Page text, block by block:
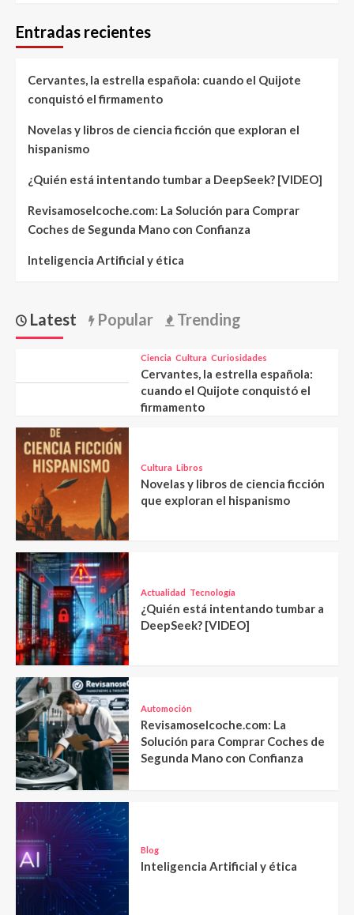
Entradas recientes
Cervantes, la estrella española: cuando el Quijote
conquistó el firmamento
Novelas y libros de ciencia ficción que exploran el
hispanismo
¿Quién está intentando tumbar a DeepSeek? [VIDEO]
Revisamoselcoche.com: La Solución para Comprar
Coches de Segunda Mano con Confianza
Inteligencia Artificial y ética
Latest Popular Trending
Ciencia Cultura Curiosidades
Cervantes, la estrella española:
cuando el Quijote conquistó el
firmamento
Cultura Libros
Novelas y libros de ciencia ficción
que exploran el hispanismo
Actualidad Tecnología
¿Quién está intentando tumbar a
DeepSeek? [VIDEO]
Automoción
Revisamoselcoche.com: La
Solución para Comprar Coches de
Segunda Mano con Confianza
Blog
Inteligencia Artificial y ética